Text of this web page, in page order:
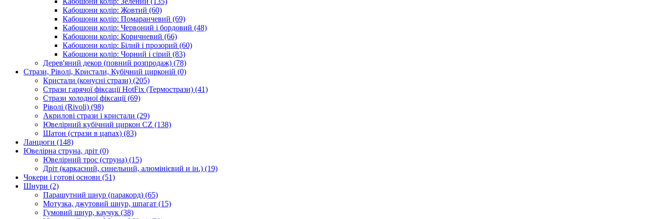
Кабошони колір: Жовтий (60)
Кабошони колір: Помаранчевий (69)
Кабошони колір: Червоний і бордовий (48)
Кабошони колір: Коричневий (66)
Кабошони колір: Білий і прозорий (60)
Кабошони колір: Чорний і сірий (83)
Дерев'яний декор (повний розпродаж) (78)
Стрази, Ріволі, Кристали, Кубічний цирконій (0)
Кристали (конусні стрази) (205)
Стрази гарячої фіксації HotFix (Термострази) (41)
Стрази холодної фіксації(69)
Ріволі (Rivoli) (98)
Акрилові стрази і кристали (29)
Ювелірний кубічний циркон CZ (138)
Шатон (стрази в цапах) (83)
Ланцюги (148)
Ювелірна струна, дріт (0)
Ювелірний трос (струна) (15)
Дріт (каркасний, синельний, алюмінієвий и ін.) (19)
Чокери і готові основи (51)
Шнури (2)
Парашутний шнур (паракорд) (65)
Мотузка, джутовий шнур, шпагат (15)
Гумовий шнур, каучук (38)